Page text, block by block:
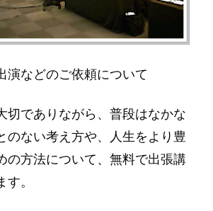
演などのご依頼について
切でありながら、普段はなかな
のない考え方や、人生をより豊
の方法について、無料で出張講
。